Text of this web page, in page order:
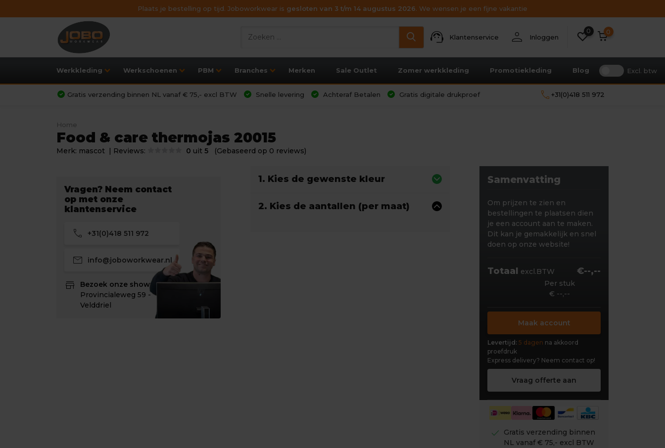
Plaats je bestelling op tijd. Joboworkwear is gesloten van 3 t/m 14 augustus 2026. We wensen je een fijne vakantie
support_agent Klantenservice person Inloggen
0 0
Werkkleding Werkschoenen PBM Branches Merken Sale Outlet Zomer werkkleding Promotiekleding Blog Excl. btw
Gratis verzending binnen NL vanaf € 75,- excl BTW Snelle levering Achteraf Betalen Gratis digitale drukproef call +31(0)418 511 972
Home
Food & care thermojas 20015
Merk: mascot | Reviews: 0 uit 5 (Gebaseerd op 0 reviews)
Vragen? Neem contact
op met onze
klantenservice
call +31(0)418 511 972
mail info@joboworkwear.nl
store
Bezoek onze showroom:
Provincialeweg 59 -
Velddriel
1. Kies de gewenste kleur
2. Kies de aantallen (per maat)
Samenvatting
Om prijzen te zien en
bestellingen te plaatsen dien
je een account aan te maken.
Dit kan je gemakkelijk en snel
doen op onze website!
Totaal excl.BTW €--,--
Per stuk
€ --,--
Maak account
Levertijd: 5 dagen na akkoord
proefdruk
Express delivery? Neem contact op!
Vraag offerte aan
check
Gratis verzending binnen
NL vanaf € 75,- excl BTW